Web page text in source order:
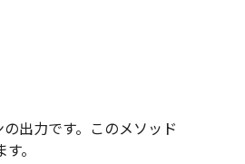
出力です。このメソッド
。